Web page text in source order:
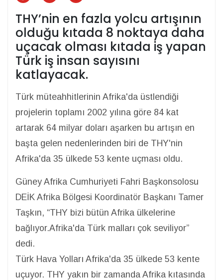
THY’nin en fazla yolcu artışının
olduğu kıtada 8 noktaya daha
uçacak olması kıtada iş yapan
Türk iş insan sayısını
katlayacak.
Türk müteahhitlerinin Afrika'da üstlendiği
projelerin toplamı 2002 yılına göre 84 kat
artarak 64 milyar doları aşarken bu artışın en
başta gelen nedenlerinden biri de THY'nin
Afrika'da 35 ülkede 53 kente uçması oldu.
Güney Afrika Cumhuriyeti Fahri Başkonsolosu
DEİK Afrika Bölgesi Koordinatör Başkanı Tamer
Taşkın, “THY bizi bütün Afrika ülkelerine
bağlıyor.Afrika'da Türk malları çok seviliyor”
dedi.
Türk Hava Yolları Afrika'da 35 ülkede 53 kente
uçuyor. THY yakın bir zamanda Afrika kıtasında